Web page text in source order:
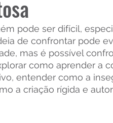
pode ser difícil,
de confrontar pode
mas é possível
como aprender a
entender como a
a criação rígida e